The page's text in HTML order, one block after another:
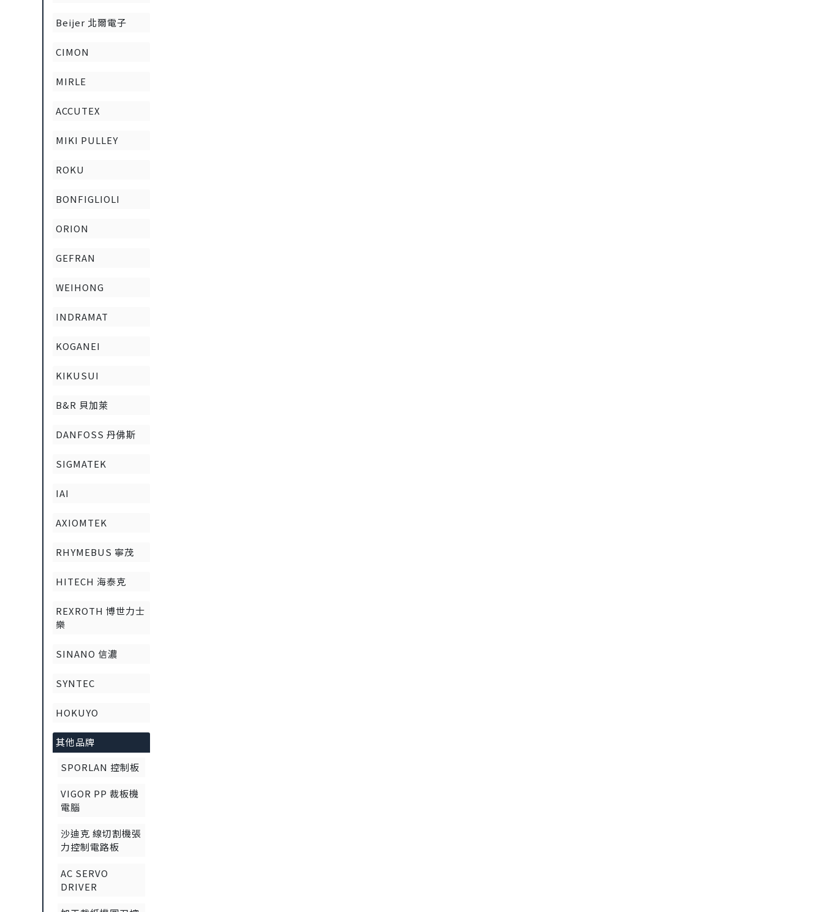
Beijer 北爾電子
CIMON
MIRLE
ACCUTEX
MIKI PULLEY
ROKU
BONFIGLIOLI
ORION
GEFRAN
WEIHONG
INDRAMAT
KOGANEI
KIKUSUI
B&R 貝加萊
DANFOSS 丹佛斯
SIGMATEK
IAI
AXIOMTEK
RHYMEBUS 寧茂
HITECH 海泰克
REXROTH 博世力士
樂
SINANO 信濃
SYNTEC
HOKUYO
其他品牌
SPORLAN 控制板
VIGOR PP 裁板機
電腦
沙迪克 線切割機張
力控制電路板
AC SERVO
DRIVER